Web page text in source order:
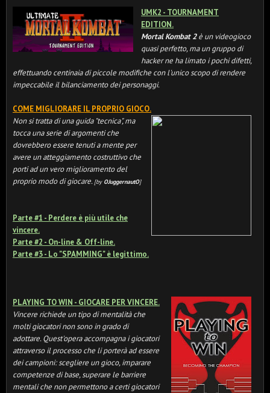
UMK2 - TOURNAMENT
EDITION.
Mortal Kombat 2è un videogioco
quasi perfetto, ma un gruppo di
hacker ne ha limato i pochi difetti,
effettuando centinaia di piccole modifiche con l'unico scopo di rendere
impeccabile il bilanciamento dei personaggi.
COME MIGLIORARE IL PROPRIO GIOCO.
Non si tratta di una guida "tecnica", ma
tocca una serie di argomenti che
dovrebbero essere tenuti a mente per
avere un atteggiamento costruttivo che
porti ad un vero miglioramento del
proprio modo di giocare. [by OJuggernautO]
Parte #1 - Perdere è più utile che
vincere.
Parte #2 - On-line & Off-line.
Parte #3 - Lo "SPAMMING" è legittimo.
PLAYING TO WIN - GIOCARE PER VINCERE.
Vincere richiede un tipo di mentalità che
molti giocatori non sono in grado di
adottare.Quest'opera accompagna i giocatori
attraverso il processo che li porterà ad essere
dei campioni: scegliere un gioco, imparare
competenze di base, superare le barriere
mentali che non permettono a certi giocatori